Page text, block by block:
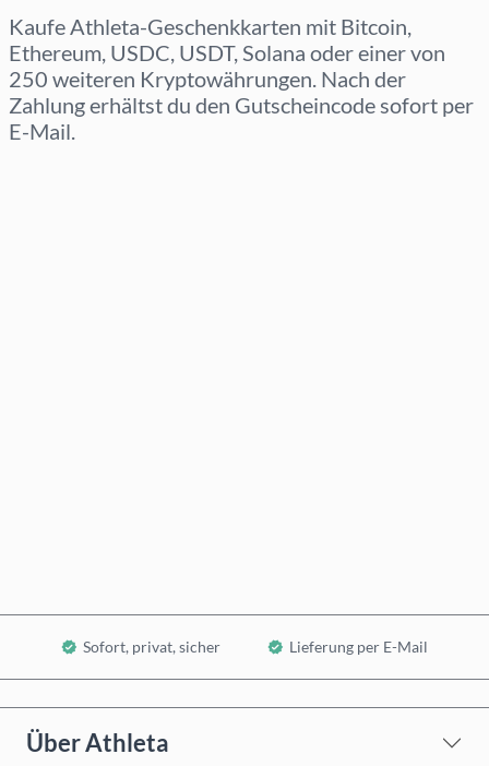
Kaufe Athleta-Geschenkkarten mit Bitcoin,
Ethereum, USDC, USDT, Solana oder einer von
250 weiteren Kryptowährungen. Nach der
Zahlung erhältst du den Gutscheincode sofort per
E-Mail.
Sofort, privat, sicher Lieferung per E-Mail
Über Athleta